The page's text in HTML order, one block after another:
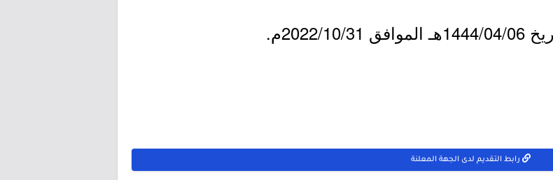
31م.
رابط التقديم لدى الجهة المعلنة